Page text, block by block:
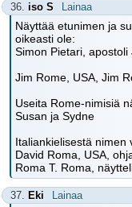
36. iso S Lainaa
Näyttää etunimen ja
oikeasti ole:
Simon Pietari, apostoli
Jim Rome, USA, Jim
Useita Rome-nimisiä
Susan ja Sydne
Italiankielisestä nimen
David Roma, USA,
Roma T. Roma,
37. Eki Lainaa